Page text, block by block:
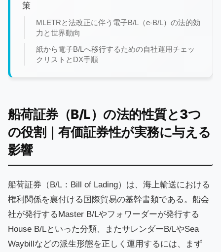
策
MLETRと法改正に伴う電子B/L（e-B/L）の法的効
力と世界動向
紙から電子B/Lへ移行するための自社運用チェッ
クリストとDX手順
船荷証券（B/L）の法的性質と3つ
の役割｜有価証券性が実務に与える
影響
船荷証券（B/L：Bill of Lading）は、海上輸送における
権利関係を裏付ける国際貿易の基幹書類である。船会
社が発行するMaster B/Lやフォワーダーが発行する
House B/Lといった分類、またサレンダーB/LやSea
Waybillなどの派生形態を正しく運用するには、まず